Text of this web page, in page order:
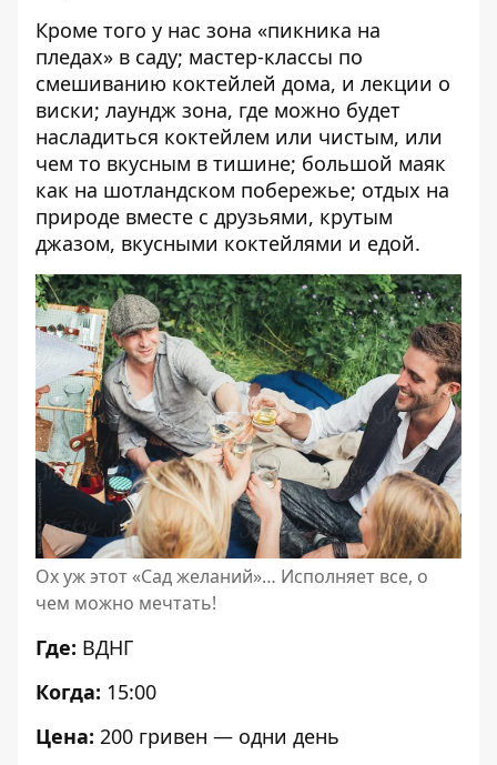
Кроме того у нас зона «пикника на
пледах» в саду; мастер-классы по
смешиванию коктейлей дома, и лекции о
виски; лаундж зона, где можно будет
насладиться коктейлем или чистым, или
чем то вкусным в тишине; большой маяк
как на шотландском побережье; отдых на
природе вместе с друзьями, крутым
джазом, вкусными коктейлями и едой.
Ох уж этот «Сад желаний»… Исполняет все, о
чем можно мечтать!
Где: ВДНГ
Когда: 15:00
Цена: 200 гривен — одни день